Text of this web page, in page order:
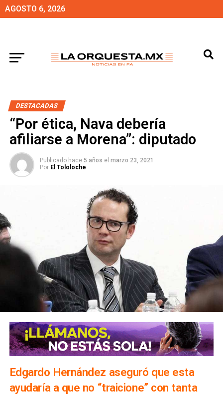
AGOSTO 6, 2026
DESTACADAS
“Por ética, Nava debería
afiliarse a Morena”: diputado
Publicado hace 5 años el marzo 23, 2021
Por El Tololoche
Edgardo Hernández aseguró que esta
ayudaría a que no “traicione” con tanta